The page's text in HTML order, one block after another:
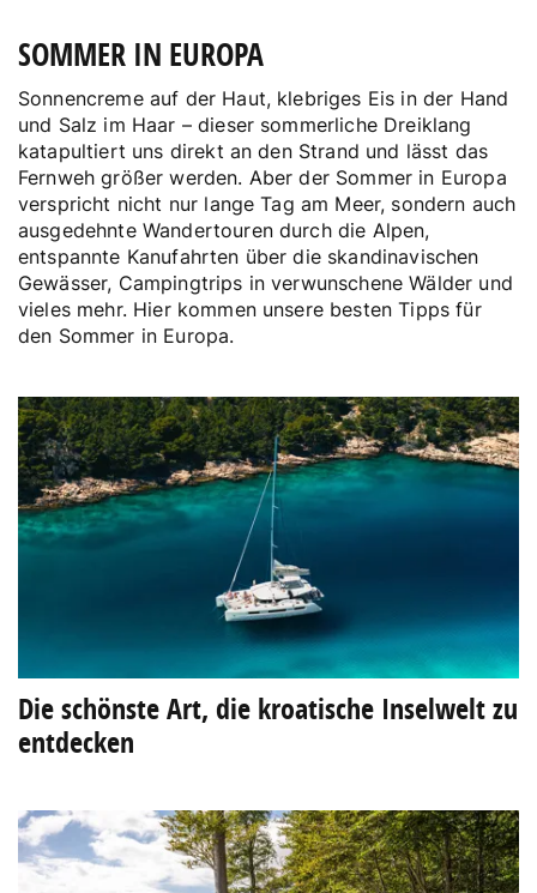
SOMMER IN EUROPA
Sonnencreme auf der Haut, klebriges Eis in der Hand
und Salz im Haar – dieser sommerliche Dreiklang
katapultiert uns direkt an den Strand und lässt das
Fernweh größer werden. Aber der Sommer in Europa
verspricht nicht nur lange Tag am Meer, sondern auch
ausgedehnte Wandertouren durch die Alpen,
entspannte Kanufahrten über die skandinavischen
Gewässer, Campingtrips in verwunschene Wälder und
vieles mehr. Hier kommen unsere besten Tipps für
den Sommer in Europa.
Die schönste Art, die kroatische Inselwelt zu
entdecken